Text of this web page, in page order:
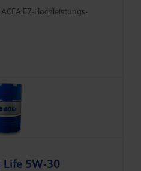
E7-Hochleistungs-
Life 5W-30